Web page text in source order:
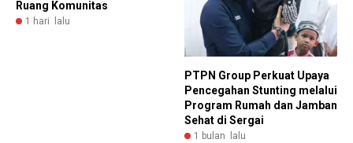
Ruang Komunitas
1 hari lalu
PTPN Group Perkuat Upaya
Pencegahan Stunting melalui
Program Rumah dan Jamban
Sehat di Sergai
1 bulan lalu